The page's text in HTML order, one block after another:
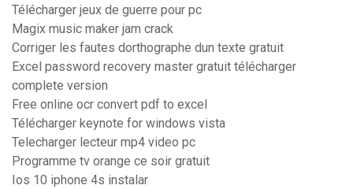
Télécharger jeux de guerre pour pc
Magix music maker jam crack
Corriger les fautes dorthographe dun texte gratuit
Excel password recovery master gratuit télécharger
complete version
Free online ocr convert pdf to excel
Télécharger keynote for windows vista
Telecharger lecteur mp4 video pc
Programme tv orange ce soir gratuit
Ios 10 iphone 4s instalar